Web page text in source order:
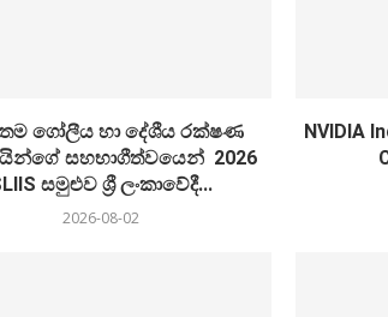
ගෝලීය හා දේශීය රක්ෂණ
සහභාගීත්වයෙන් 2026
සමුළුව ශ්‍රී ලංකාවේදී...
2026-08-02
NVIDIA